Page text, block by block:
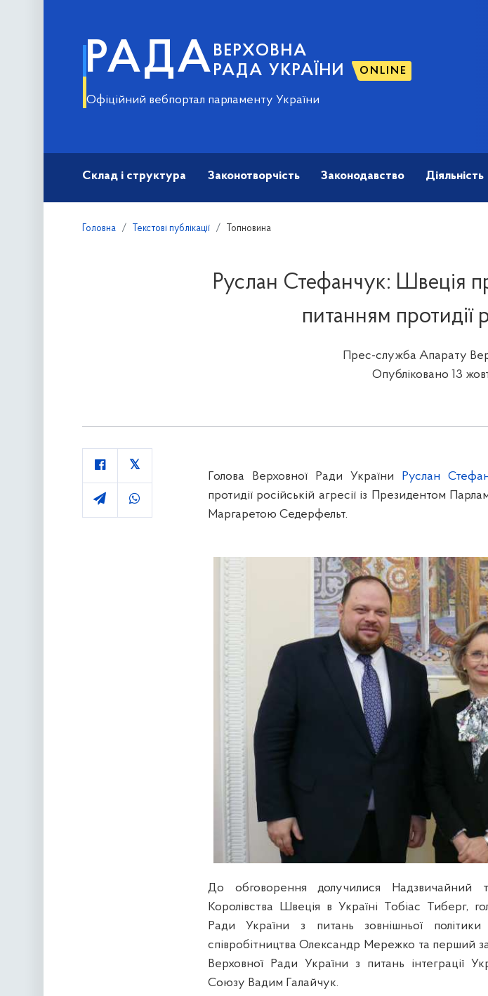
РАДА ВЕРХОВНА
РАДА УКРАЇНИ
ONLINE
Офіційний вебпортал парламенту України
Склад і структура Законотворчість Законодавство Діяльність
Головна Текстові публікації Топновина
Руслан Стефанчук: Швеція
питанням протидії
Прес-служба Апарату
Опубліковано 13
Голова Верховної Ради України Руслан
протидії російській агресії із Президентом
Маргаретою Седерфельт.
До обговорення долучилися Надзвичайний
Королівства Швеція в Україні Тобіас Тиберг,
Ради України з питань зовнішньої політики
співробітництва Олександр Мережко та перший
Верховної Ради України з питань інтеграції
Союзу Вадим Галайчук.